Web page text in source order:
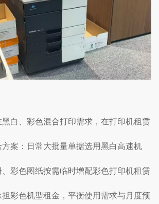
白、彩色混合打印需求，在打印机租赁
案：日常大批量单据选用黑白高速机
彩色图纸按需临时增配彩色打印机租赁
彩色机型租金，平衡使用需求与月度预